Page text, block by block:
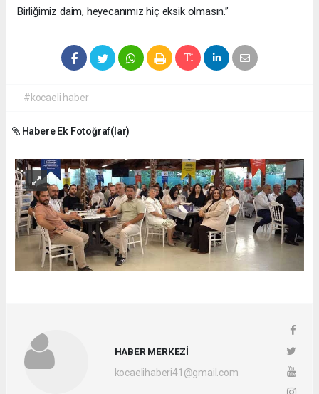
Birliğimiz daim, heyecanımız hiç eksik olmasın.”
#kocaeli haber
Habere Ek Fotoğraf(lar)
HABER MERKEZİ
kocaelihaberi41@gmail.com